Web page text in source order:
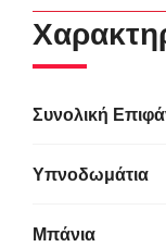
Συνολική
Υπνοδωμάτια
Μπάνια